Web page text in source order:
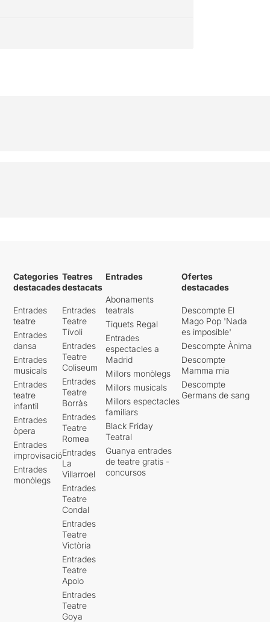
Categories
destacades
Entrades
teatre
Entrades
dansa
Entrades
musicals
Entrades
teatre
infantil
Entrades
òpera
Entrades
improvisació
Entrades
monòlegs
Teatres
destacats
Entrades
Teatre
Tívoli
Entrades
Teatre
Coliseum
Entrades
Teatre
Borràs
Entrades
Teatre
Romea
Entrades
La
Villarroel
Entrades
Teatre
Condal
Entrades
Teatre
Victòria
Entrades
Teatre
Apolo
Entrades
Teatre
Goya
Entrades
Abonaments
teatrals
Tiquets Regal
Entrades
espectacles a
Madrid
Millors monòlegs
Millors musicals
Millors espectacles
familiars
Black Friday
Teatral
Guanya entrades
de teatre gratis -
concursos
Ofertes
destacades
Descompte El
Mago Pop 'Nada
es imposible'
Descompte Ànima
Descompte
Mamma mia
Descompte
Germans de sang